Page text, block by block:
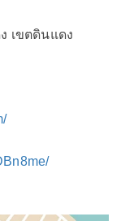
เขตดินแดง